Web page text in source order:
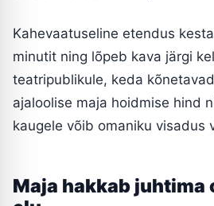
Kahevaatuseline etendus
minutit ning lõpeb kava järgi
teatripublikule, keda
ajaloolise maja hoidmise hind
kaugele võib omaniku visadus
Maja hakkab juhtima